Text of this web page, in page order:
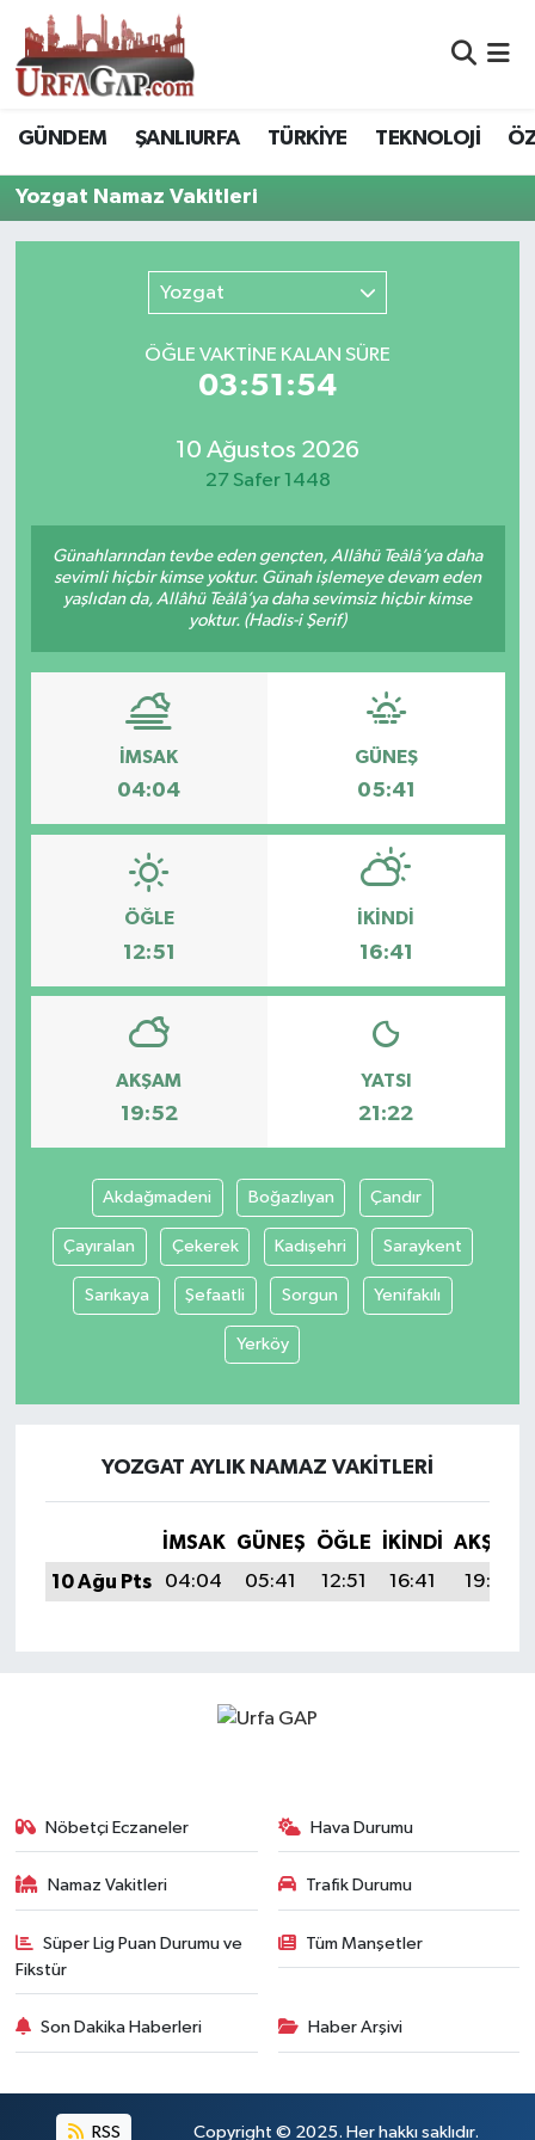
GÜNDEM ŞANLIURFA TÜRKİYE TEKNOLOJİ
Yozgat Namaz Vakitleri
Yozgat
ÖĞLE VAKTİNE KALAN SÜRE
03:51:54
10 Ağustos 2026
27 Safer 1448
Günahlarından tevbe eden gençten, Allâhü Teâlâ’ya daha
sevimli hiçbir kimse yoktur. Günah işlemeye devam eden
yaşlıdan da, Allâhü Teâlâ’ya daha sevimsiz hiçbir kimse
yoktur. (Hadis-i Şerif)
İMSAK
04:04
GÜNEŞ
05:41
ÖĞLE
12:51
İKINDI
16:41
AKŞAM
19:52
YATSI
21:22
Akdağmadeni Boğazlıyan Çandır
Çayıralan Çekerek Kadışehri Saraykent
Sarıkaya Şefaatli Sorgun Yenifakılı
Yerköy
YOZGAT AYLIK NAMAZ VAKITLERI
İMSAK GÜNEŞ ÖĞLE İKINDI
AKŞAM
10 Ağu Pts
04:04 05:41 12:51 16:41 19:52
Nöbetçi Eczaneler Hava Durumu
Namaz Vakitleri Trafik Durumu
Süper Lig Puan Durumu ve
Fikstür
Tüm Manşetler
Son Dakika Haberleri Haber Arşivi
RSS Copyright © 2025. Her hakkı saklıdır.
Nöbetçi Eczaneler
Hava Durumu
Trafik Durumu
Tüm Manşetler
Son Dakika Haberleri